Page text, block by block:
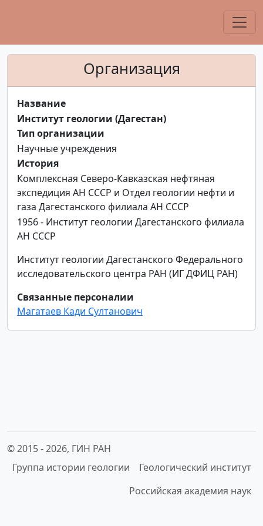
Организация
Название
Институт геологии (Дагестан)
Тип организации
Научные учреждения
История
Комплексная Северо-Кавказская нефтяная
экспедиция АН СССР и Отдел геологии нефти и
газа Дагестанского филиала АН СССР
1956 - Институт геологии Дагестанского филиала
АН СССР
Институт геологии Дагестанского Федерального
исследовательского центра РАН (ИГ ДФИЦ РАН)
Связанные персоналии
Магатаев Кади Султанович
© 2015 -2026, ГИН РАН
Группа истории геологии
Геологический институт
Российская академия наук